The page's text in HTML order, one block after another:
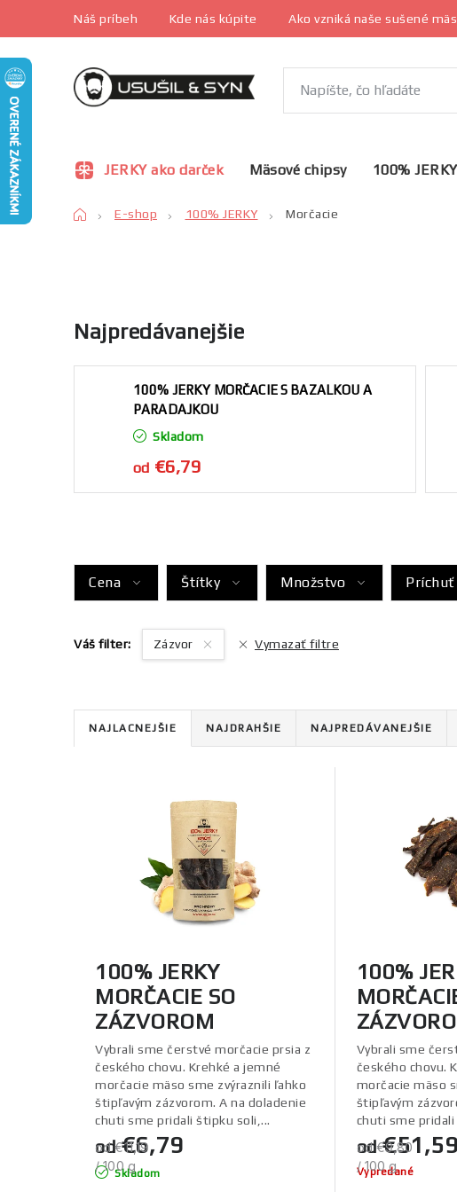
Náš príbeh Kde nás kúpite Ako vzniká naše sušené
JERKY ako darček Mäsové chipsy 100% JERKY
DomovE-shop 100% JERKY Morčacie
Najpredávanejšie
100% JERKY MORČACIE S BAZALKOU A
PARADAJKOU
Skladom
od €6,79
Cena Štítky Množstvo Príchuť
Váš filter: Zázvor Vymazať filtre
RNAJLACNEJŠIE NAJDRAHŠIE NAJPREDÁVANEJŠIE
100% JERKY
MORČACIE SO
ZÁZVOROM
Skladom
od€6,79
Jednotková
cena:
od €11,19
/ 100 g
Vybrali sme čerstvé morčacie prsia z
českého chovu. Krehké a jemné
morčacie mäso sme zvýraznili ľahko
štipľavým zázvorom. A na doladenie
chuti sme pridali štipku soli,...
100%
Vypredané
od€51,59
Jednotková
cena:
od €9,80
/ 100 g
Vybrali sme
českého chovu.
morčacie mäso
štipľavým
chuti sme